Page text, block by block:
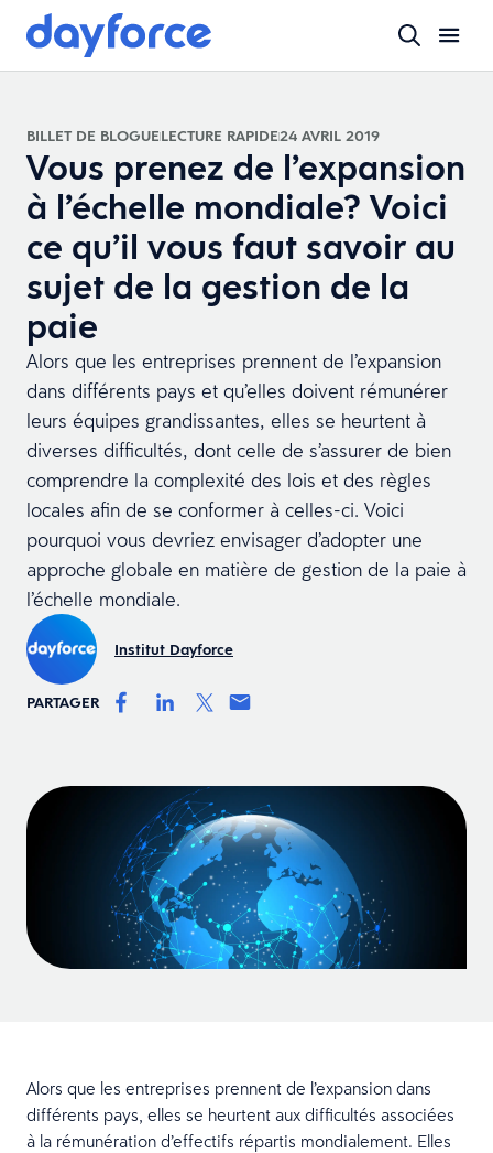
BILLET DE BLOGUELECTURE RAPIDE24 AVRIL 2019
Vous prenez de l’expansion
à l’échelle mondiale? Voici
ce qu’il vous faut savoir au
sujet de la gestion de la
paie
Alors que les entreprises prennent de l’expansion
dans différents pays et qu’elles doivent rémunérer
leurs équipes grandissantes, elles se heurtent à
diverses difficultés, dont celle de s’assurer de bien
comprendre la complexité des lois et des règles
locales afin de se conformer à celles-ci. Voici
pourquoi vous devriez envisager d’adopter une
approche globale en matière de gestion de la paie à
l’échelle mondiale.
Institut Dayforce
PARTAGER
Alors que les entreprises prennent de l’expansion dans
différents pays, elles se heurtent aux difficultés associées
à la rémunération d’effectifs répartis mondialement. Elles